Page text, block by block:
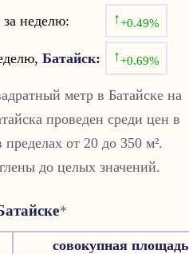
за неделю: ↑+0.49%
Батайск: ↑+0.69%
метр в Батайске на
проведен среди цен в
от 20 до 350 м².
до целых значений.
*
совокупная площадь